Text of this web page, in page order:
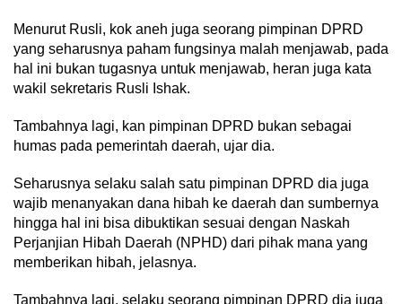
Menurut Rusli, kok aneh juga seorang pimpinan DPRD
yang seharusnya paham fungsinya malah menjawab, pada
hal ini bukan tugasnya untuk menjawab, heran juga kata
wakil sekretaris Rusli Ishak.
Tambahnya lagi, kan pimpinan DPRD bukan sebagai
humas pada pemerintah daerah, ujar dia.
Seharusnya selaku salah satu pimpinan DPRD dia juga
wajib menanyakan dana hibah ke daerah dan sumbernya
hingga hal ini bisa dibuktikan sesuai dengan Naskah
Perjanjian Hibah Daerah (NPHD) dari pihak mana yang
memberikan hibah, jelasnya.
Tambahnya lagi, selaku seorang pimpinan DPRD dia juga